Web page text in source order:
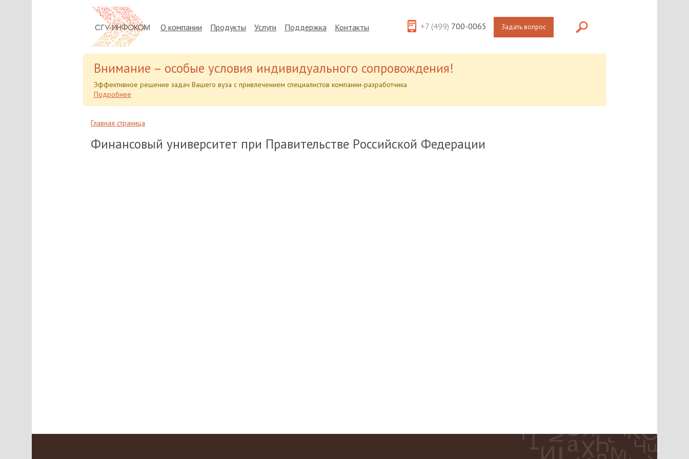
О компании Продукты Услуги Поддержка Контакты +7 (499) 700-0065 Задать вопрос
Внимание – особые условия индивидуального сопровождения!
Эффективное решение задач Вашего вуза с привлечением специалистов компании-разработчика
Подробнее
Главная страница
Финансовый университет при Прав​ительстве Р​​​оссийской Федерации